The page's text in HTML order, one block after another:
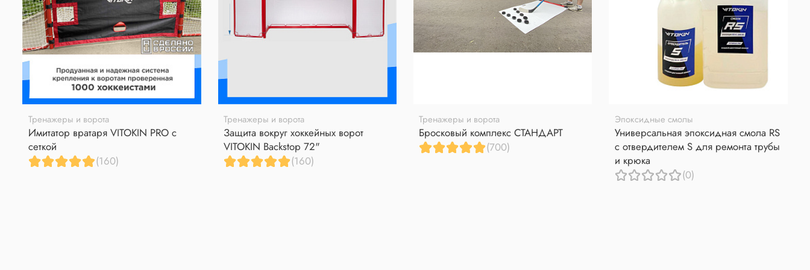
Тренажеры и ворота
Имитатор вратаря VITOKIN PRO с
сеткой
(160)
Тренажеры и ворота
Защита вокруг хоккейных ворот
VITOKIN Backstop 72"
(160)
Тренажеры и ворота
Бросковый комплекс СТАНДАРТ
(700)
Эпоксидные смолы
Универсальная эпоксидная смола RS
с отвердителем S для ремонта трубы
и крюка
(0)